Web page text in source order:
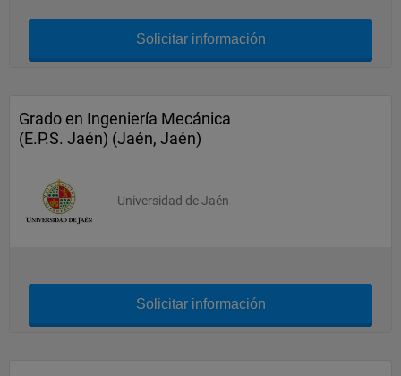
Solicitar información
Grado en Ingeniería Mecánica
(E.P.S. Jaén) (Jaén, Jaén)
Universidad de Jaén
Solicitar información